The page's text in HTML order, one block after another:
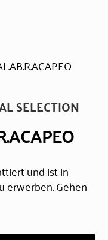
SELECTION
und ist in
erwerben. Gehen